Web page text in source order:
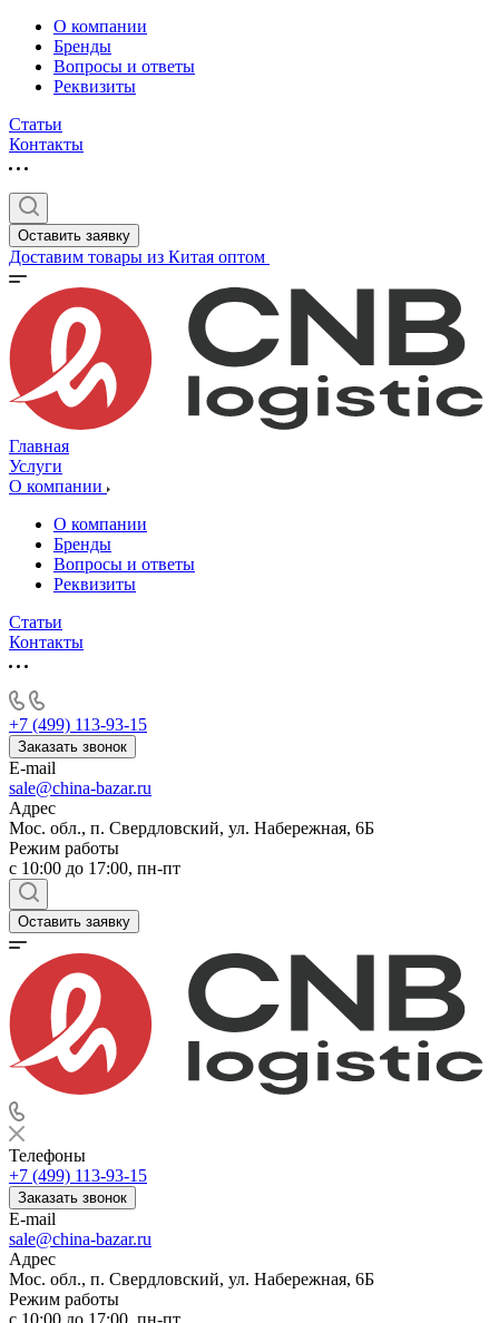
О компании
Бренды
Вопросы и ответы
Реквизиты
Статьи
Контакты
Оставить заявку
Доставим товары из Китая оптом
Главная
Услуги
О компании
О компании
Бренды
Вопросы и ответы
Реквизиты
Статьи
Контакты
+7 (499) 113-93-15
Заказать звонок
E-mail
sale@china-bazar.ru
Адрес
Мос. обл., п. Свердловский, ул. Набережная, 6Б
Режим работы
c 10:00 до 17:00, пн-пт
Оставить заявку
Телефоны
+7 (499) 113-93-15
Заказать звонок
E-mail
sale@china-bazar.ru
Адрес
Мос. обл., п. Свердловский, ул. Набережная, 6Б
Режим работы